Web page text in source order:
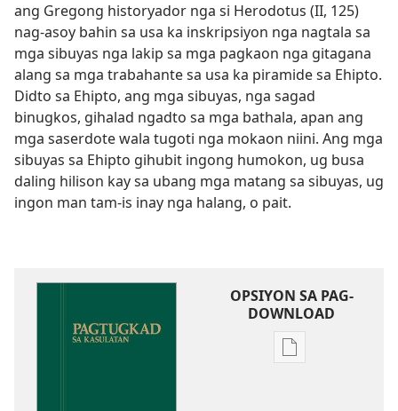
ang Gregong historyador nga si Herodotus (II, 125)
nag-asoy bahin sa usa ka inskripsiyon nga nagtala sa
mga sibuyas nga lakip sa mga pagkaon nga gitagana
alang sa mga trabahante sa usa ka piramide sa Ehipto.
Didto sa Ehipto, ang mga sibuyas, nga sagad
binugkos, gihalad ngadto sa mga bathala, apan ang
mga saserdote wala tugoti nga mokaon niini. Ang mga
sibuyas sa Ehipto gihubit ingong humokon, ug busa
daling hilison kay sa ubang mga matang sa sibuyas, ug
ingon man tam-is inay nga halang, o pait.
OPSIYON SA PAG-
DOWNLOAD
Opsiyon